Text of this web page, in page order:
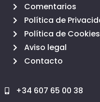
Comentarios
Política de
Política de Cookies
Aviso legal
Contacto
+34 607 65 00 38